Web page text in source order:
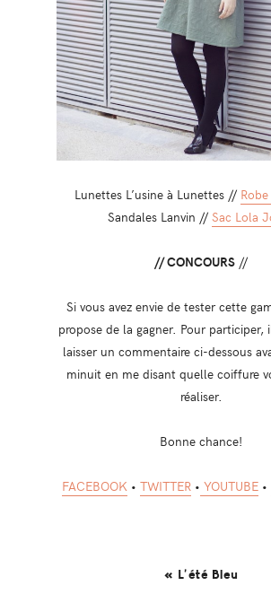
Lunettes L’usine à Lunettes //
Sandales Lanvin // Sac Lola
// CONCOURS //
Si vous avez envie de tester cette
propose de la gagner. Pour
laisser un commentaire ci-dessous
minuit en me disant quelle coiffure
réaliser.
Bonne chance!
FACEBOOK • TWITTER • YOUTUBE •
« L’été Bleu